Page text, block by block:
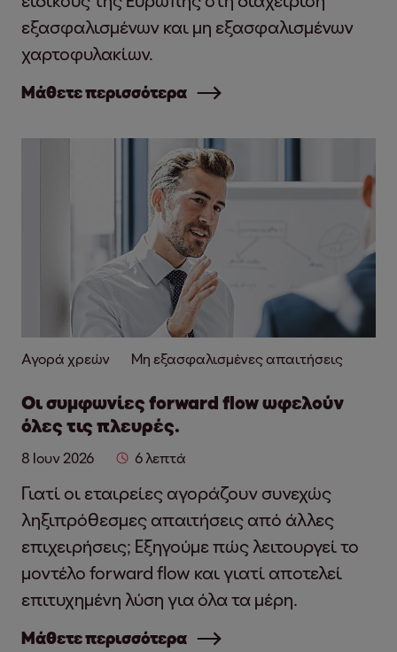
εξασφαλισμένων και μη εξασφαλισμένων
χαρτοφυλακίων.
Μάθετε περισσότερα
Αγορά χρεών Μη εξασφαλισμένες απαιτήσεις
Οι συμφωνίες forward flow ωφελούν
όλες τις πλευρές.
8 Ιουν 2026 6 λεπτά
Γιατί οι εταιρείες αγοράζουν συνεχώς
ληξιπρόθεσμες απαιτήσεις από άλλες
επιχειρήσεις; Εξηγούμε πώς λειτουργεί το
μοντέλο forward flow και γιατί αποτελεί
επιτυχημένη λύση για όλα τα μέρη.
Μάθετε περισσότερα